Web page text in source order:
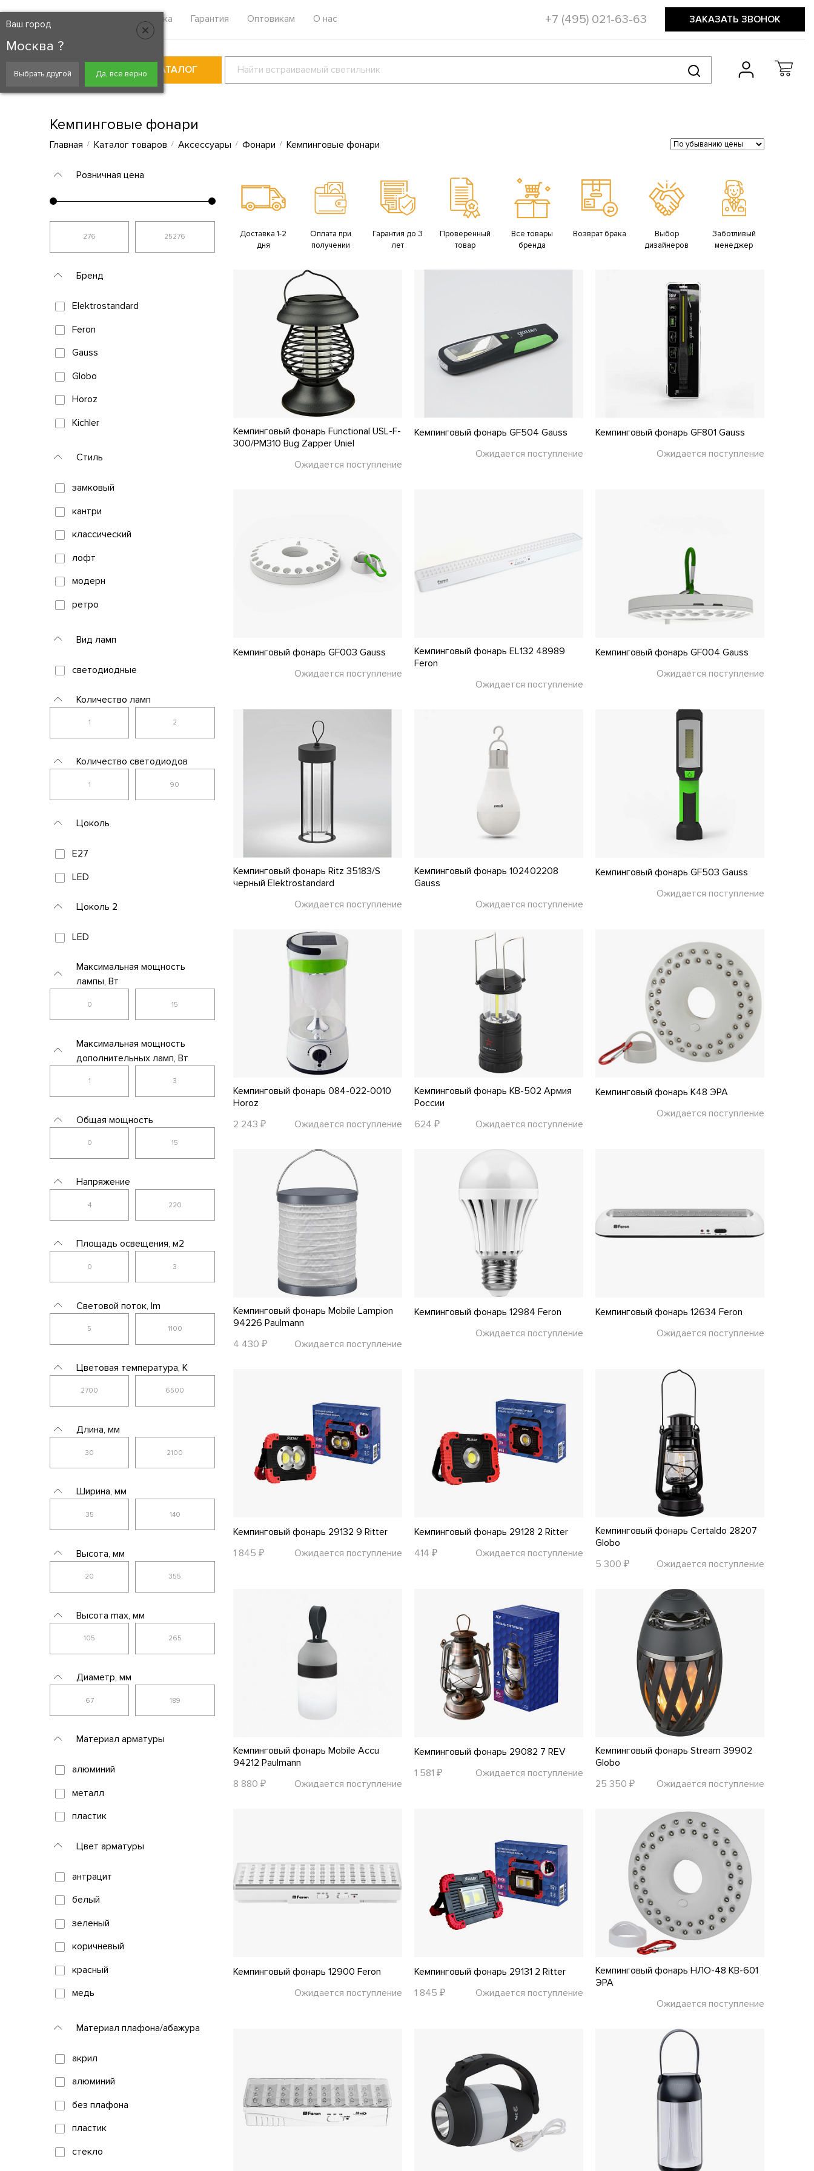
Москва
Ваш город
Москва ?
Выбрать другой Да, все верно
Доставка Гарантия Оптовикам О нас +7 (495) 021-63-63 ЗАКАЗАТЬ ЗВОНОК
КАТАЛОГ
Кемпинговые фонари
Главная Каталог товаров Аксессуары Фонари Кемпинговые фонари
Розничная цена
Бренд
Elektrostandard
Feron
Gauss
Globo
Horoz
Kichler
REV
Ritter
Uniel
Армия России
ЭРА
Стиль
замковый
кантри
классический
лофт
модерн
ретро
Вид ламп
светодиодные
Количество ламп
Количество светодиодов
Цоколь
E27
LED
Цоколь 2
LED
Максимальная мощность
лампы, Вт
Максимальная мощность
дополнительных ламп, Вт
Общая мощность
Напряжение
Площадь освещения, м2
Световой поток, lm
Цветовая температура, K
Длина, мм
Ширина, мм
Высота, мм
Высота max, мм
Диаметр, мм
Материал арматуры
алюминий
металл
пластик
Цвет арматуры
антрацит
белый
зеленый
коричневый
красный
медь
черный
Материал плафона/абажура
акрил
алюминий
без плафона
пластик
стекло
Доставка 1-2
дня
Оплата при
получении
Гарантия до 3
лет
Проверенный
товар
Все товары
бренда
Возврат брака
Выбор
дизайнеров
Заботливый
менеджер
Кемпинговый фонарь Functional USL-F-
300/PМ310 Bug Zapper Uniel
Ожидается поступление
Кемпинговый фонарь GF504 Gauss
Ожидается поступление
Кемпинговый фонарь GF801 Gauss
Ожидается поступление
Кемпинговый фонарь GF003 Gauss
Ожидается поступление
Кемпинговый фонарь EL132 48989
Feron
Ожидается поступление
Кемпинговый фонарь GF004 Gauss
Ожидается поступление
Кемпинговый фонарь Ritz 35183/S
черный Elektrostandard
Ожидается поступление
Кемпинговый фонарь 102402208
Gauss
Ожидается поступление
Кемпинговый фонарь GF503 Gauss
Ожидается поступление
Кемпинговый фонарь 084-022-0010
Horoz
2 243 ₽
Ожидается поступление
Кемпинговый фонарь KB-502 Армия
России
624 ₽
Ожидается поступление
Кемпинговый фонарь K48 ЭРА
Ожидается поступление
Кемпинговый фонарь Mobile Lampion
94226 Paulmann
4 430 ₽
Ожидается поступление
Кемпинговый фонарь 12984 Feron
Ожидается поступление
Кемпинговый фонарь 12634 Feron
Ожидается поступление
Кемпинговый фонарь 29132 9 Ritter
1 845 ₽
Ожидается поступление
Кемпинговый фонарь 29128 2 Ritter
414 ₽
Ожидается поступление
Кемпинговый фонарь Certaldo 28207
Globo
5 300 ₽
Ожидается поступление
Кемпинговый фонарь Mobile Accu
94212 Paulmann
8 880 ₽
Ожидается поступление
Кемпинговый фонарь 29082 7 REV
1 581 ₽
Ожидается поступление
Кемпинговый фонарь Stream 39902
Globo
25 350 ₽
Ожидается поступление
Кемпинговый фонарь 12900 Feron
Ожидается поступление
Кемпинговый фонарь 29131 2 Ritter
1 845 ₽
Ожидается поступление
Кемпинговый фонарь НЛО-48 KB-601
ЭРА
Ожидается поступление